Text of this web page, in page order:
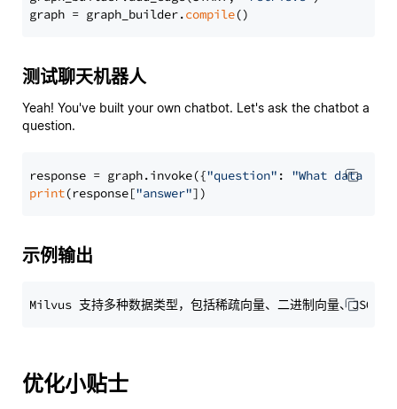
graph = graph_builder.compile
测试聊天机器人
Yeah! You've built your own chatbot. Let's ask the chatbot a
question.
response = graph.invoke({"question" : "What data
print(response["answer"
示例输出
优化小贴士